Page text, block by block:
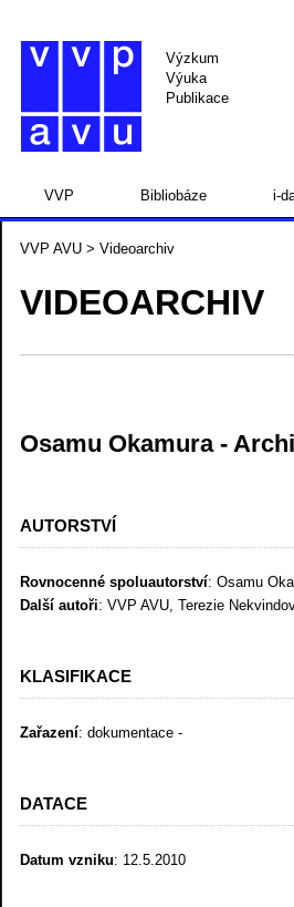
Výzkum
Výuka
Publikace
VVP Bibliobáze i-
VVP AVU > Videoarchiv
VIDEOARCHIV
Osamu Okamura -
AUTORSTVÍ
Rovnocenné spoluautorství: Osamu
Další autoři: VVP AVU, Terezie
KLASIFIKACE
Zařazení: dokumentace -
DATACE
Datum vzniku: 12.5.2010